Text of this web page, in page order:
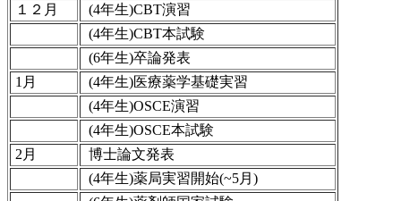
１２月
(4年生)CBT演習
(4年生)CBT本試験
(6年生)卒論発表
1月
(4年生)医療薬学基礎実習
(4年生)OSCE演習
(4年生)OSCE本試験
2月
博士論文発表
(4年生)薬局実習開始(~5月)